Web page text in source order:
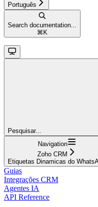
Português
Search documentation...
⌘ K
Pesquisar...
Navigation
Zoho CRM
Etiquetas Dinamicas do
Guias
Integrações CRM
Agentes IA
API Reference